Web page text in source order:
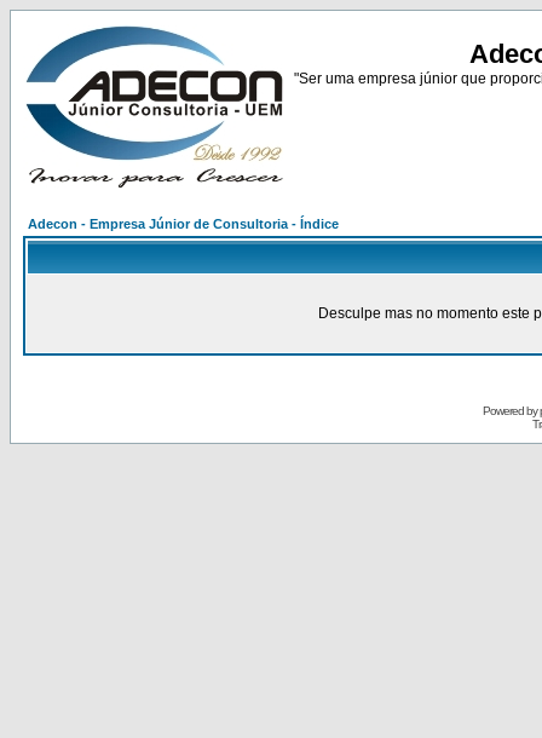
"Ser uma empresa júnior que
Adecon - Empresa Júnior de Consultoria - Índice
Desculpe mas no momento este
Powered by